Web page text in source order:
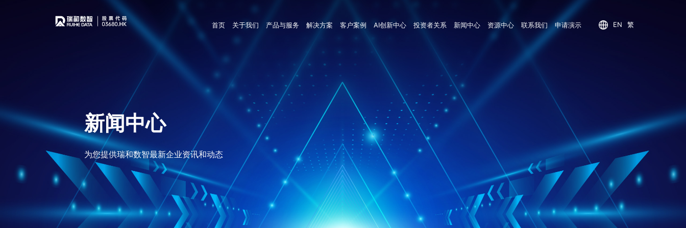
首页 关于我们 产品与服务 解决方案 客户案例 AI创新中心 投资者关系 新闻中心 资源中心 联系我们 申请演示 EN 繁
新闻中心
为您提供瑞和数智最新企业资讯和动态